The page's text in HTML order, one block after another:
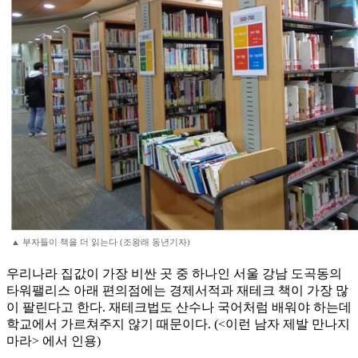
▲ 부자들이 책을 더 읽는다 (조왕래 동년기자)
우리나라 집값이 가장 비싼 곳 중 하나인 서울 강남 도곡동의
타워팰리스 아래 편의점에는 경제서적과 재테크 책이 가장 많
이 팔린다고 한다. 재테크법도 산수나 국어처럼 배워야 하는데
학교에서 가르쳐주지 않기 때문이다. (<이런 남자 제발 만나지
마라> 에서 인용)